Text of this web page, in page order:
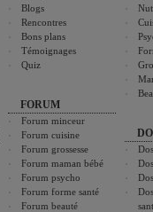
Blogs
Rencontres
Bons plans
Témoignages
Quiz
FORUM
Forum minceur
Forum cuisine
Forum grossesse
Forum maman bébé
Forum psycho
Forum forme santé
Forum beauté